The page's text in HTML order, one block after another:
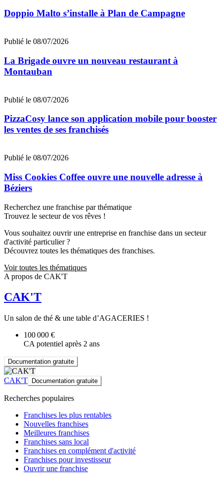
Doppio Malto s’installe à Plan de Campagne
Publié le 08/07/2026
La Brigade ouvre un nouveau restaurant à
Montauban
Publié le 08/07/2026
PizzaCosy lance son application mobile pour booster
les ventes de ses franchisés
Publié le 08/07/2026
Miss Cookies Coffee ouvre une nouvelle adresse à
Béziers
Recherchez une franchise par thématique
Trouvez le secteur de vos rêves !
Vous souhaitez ouvrir une entreprise en franchise dans un secteur
d'activité particulier ?
Découvrez toutes les thématiques des franchises.
Voir toutes les thématiques
A propos de CAK'T
CAK'T
Un salon de thé & une table d’AGACERIES !
100 000 €
CA potentiel après 2 ans
Documentation gratuite
CAK'T Documentation gratuite
Recherches populaires
Franchises les plus rentables
Nouvelles franchises
Meilleures franchises
Franchises sans local
Franchises en complément d'activité
Franchises pour investisseur
Ouvrir une franchise